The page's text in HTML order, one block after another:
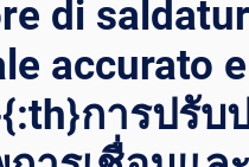
di
accurato e
การปรับ